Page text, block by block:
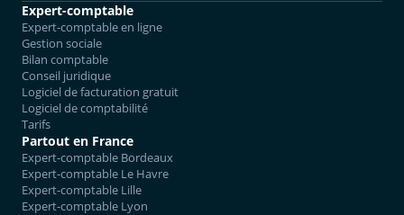
Expert-comptable
Expert-comptable en ligne
Gestion sociale
Bilan comptable
Conseil juridique
Logiciel de facturation gratuit
Logiciel de comptabilité
Tarifs
Partout en France
Expert-comptable Bordeaux
Expert-comptable Le Havre
Expert-comptable Lille
Expert-comptable Lyon